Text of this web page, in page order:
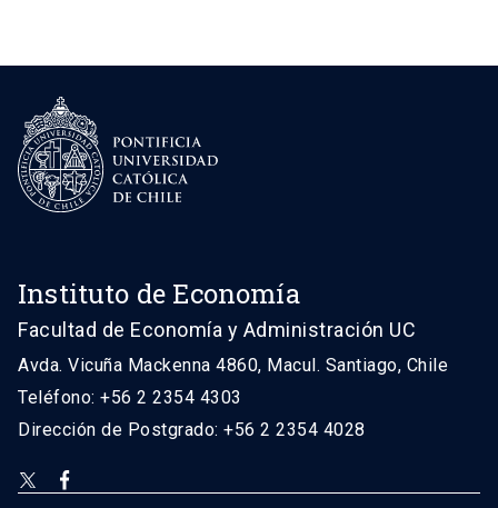
Instituto de Economía
Facultad de Economía y Administración UC
Avda. Vicuña Mackenna 4860, Macul. Santiago, Chile
Teléfono: +56 2 2354 4303
Dirección de Postgrado: +56 2 2354 4028